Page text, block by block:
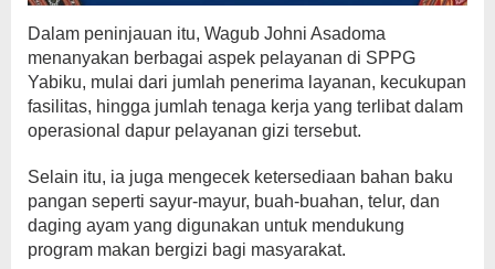
Dalam peninjauan itu, Wagub Johni Asadoma
menanyakan berbagai aspek pelayanan di SPPG
Yabiku, mulai dari jumlah penerima layanan, kecukupan
fasilitas, hingga jumlah tenaga kerja yang terlibat dalam
operasional dapur pelayanan gizi tersebut.
Selain itu, ia juga mengecek ketersediaan bahan baku
pangan seperti sayur-mayur, buah-buahan, telur, dan
daging ayam yang digunakan untuk mendukung
program makan bergizi bagi masyarakat.